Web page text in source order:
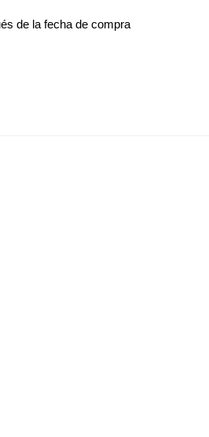
de la fecha de compra